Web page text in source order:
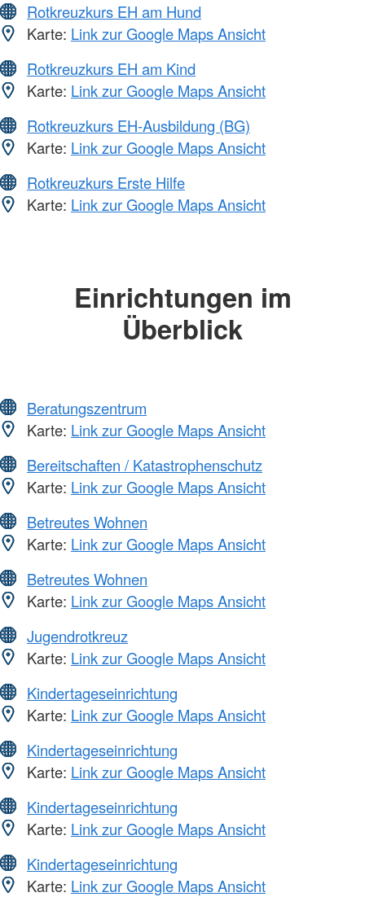
Rotkreuzkurs EH am Hund
Karte: Link zur Google Maps Ansicht
Rotkreuzkurs EH am Kind
Karte: Link zur Google Maps Ansicht
Rotkreuzkurs EH-Ausbildung (BG)
Karte: Link zur Google Maps Ansicht
Rotkreuzkurs Erste Hilfe
Karte: Link zur Google Maps Ansicht
Einrichtungen im
Überblick
Beratungszentrum
Karte: Link zur Google Maps Ansicht
Bereitschaften / Katastrophenschutz
Karte: Link zur Google Maps Ansicht
Betreutes Wohnen
Karte: Link zur Google Maps Ansicht
Betreutes Wohnen
Karte: Link zur Google Maps Ansicht
Jugendrotkreuz
Karte: Link zur Google Maps Ansicht
Kindertageseinrichtung
Karte: Link zur Google Maps Ansicht
Kindertageseinrichtung
Karte: Link zur Google Maps Ansicht
Kindertageseinrichtung
Karte: Link zur Google Maps Ansicht
Kindertageseinrichtung
Karte: Link zur Google Maps Ansicht